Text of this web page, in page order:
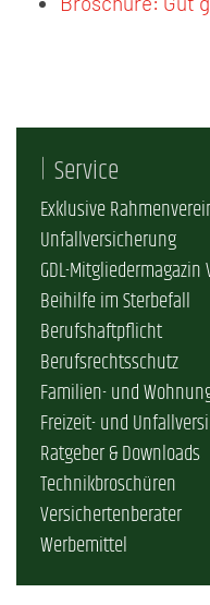
Service
Exklusive
Unfallversicherung
GDL-Mitgliedermagazin
Beihilfe im Sterbefall
Berufshaftpflicht
Berufsrechtsschutz
Familien- und
Freizeit- und
Ratgeber & Downloads
Technikbroschüren
Versichertenberater
Werbemittel